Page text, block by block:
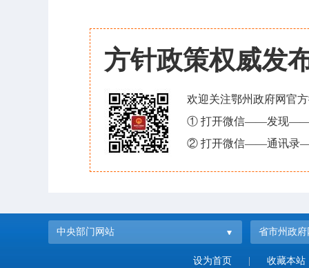
方针政策权威发
欢迎关注鄂州政府网官
① 打开微信——发现——
② 打开微信——通讯录
中央部门网站 省市州政府
设为首页 收藏本站